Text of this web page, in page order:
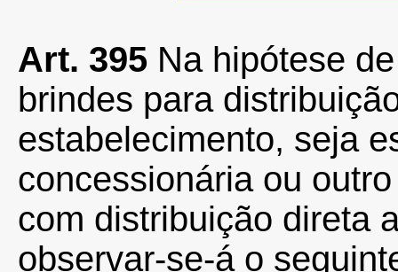
Art. 395 Na hipótese
brindes para
estabelecimento, seja
concessionária ou
com distribuição direta
observar-se-á o